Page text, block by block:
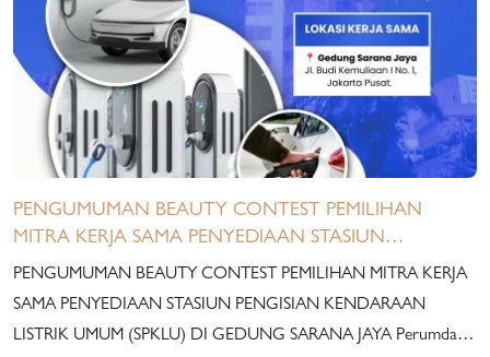
PENGUMUMAN BEAUTY CONTEST PEMILIHAN
MITRA KERJA SAMA PENYEDIAAN STASIUN
PENGISIAN KENDARAAN LISTRIK UMUM (SPKLU) DI
PENGUMUMAN BEAUTY CONTEST PEMILIHAN MITRA KERJA
SAMA PENYEDIAAN STASIUN PENGISIAN KENDARAAN
LISTRIK UMUM (SPKLU) DI GEDUNG SARANA JAYA Perumda